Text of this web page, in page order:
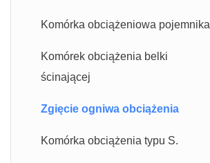
Komórka obciążeniowa pojemnika
Komórek obciążenia belki
ścinającej
Zgięcie ogniwa obciążenia
Komórka obciążenia typu S.